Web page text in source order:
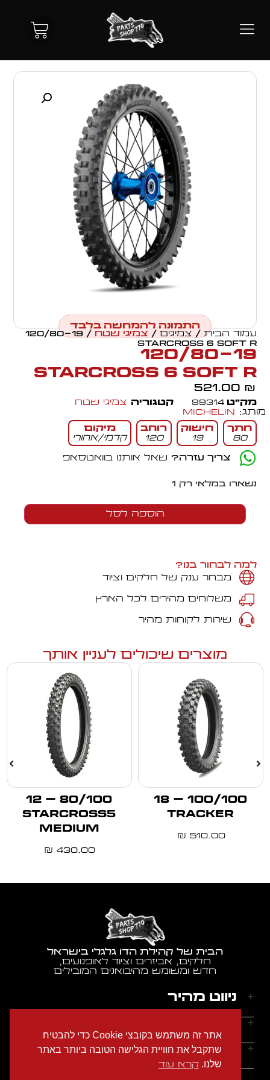
התמונה להמחשה בלבד
עמוד הבית/ צמיגים / צמיגי שטח
/ 120/80-19
STARCROSS 6 SOFT R
120/80-19
STARCROSS 6 SOFT R
521.00 ₪
מק״ט99314 קטגוריה צמיגי שטח
מותג: Michelin
חתך
80
חישוק
19
רוחב
120
מיקום
קדמי/אחורי
צריך עזרה? שאל אותנו בוואטסאפ
נשארו במלאי רק 1
הוספה לסל
למה לבחור בנו?
מבחר ענק של חלקים וציוד
משלוחים מהירים לכל הארץ
שירות לקוחות מהיר
מוצרים שיכולים לעניין אותך
100/100 – 18
TRACKER
510.00
₪
80/100 – 12
STARCROSS5
MEDIUM
430.00
₪
הבית של קהילת הדו גלגלי בישראל
חלקים, אביזרים וציוד לאופנועים,
חדש ומשומש מהיבואנים המובילים
ניווט מהיר
דף הבית
אודותינו
הצהרת נגישות
מדיניות הפרטיות
ראשון - חמישי: 9:00-18:00
יצירת קשר
אתר זה משתמש בקובצי Cookie כדי להבטיח
שתקבל את חוויית הגלישה הטובה ביותר באתר
שלנו. קרא עוד